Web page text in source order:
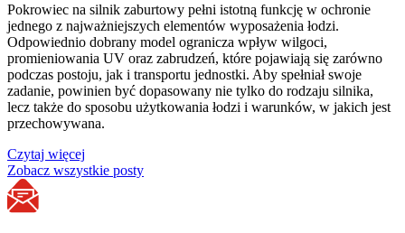
Pokrowiec na silnik zaburtowy pełni istotną funkcję w ochronie
jednego z najważniejszych elementów wyposażenia łodzi.
Odpowiednio dobrany model ogranicza wpływ wilgoci,
promieniowania UV oraz zabrudzeń, które pojawiają się zarówno
podczas postoju, jak i transportu jednostki. Aby spełniał swoje
zadanie, powinien być dopasowany nie tylko do rodzaju silnika,
lecz także do sposobu użytkowania łodzi i warunków, w jakich jest
przechowywana.
Czytaj więcej
Zobacz wszystkie posty